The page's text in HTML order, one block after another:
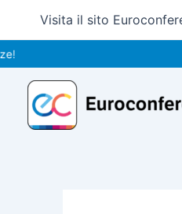
contenuto
Visita il sito